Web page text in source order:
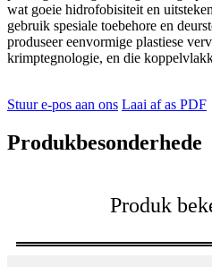
wat goeie hidrofobisiteit en
gebruik spesiale toebehore en
produseer eenvormige plastiese
krimptegnologie, en die
Stuur e-pos aan ons Laai af as PDF
Produkbesonderhede
Produk